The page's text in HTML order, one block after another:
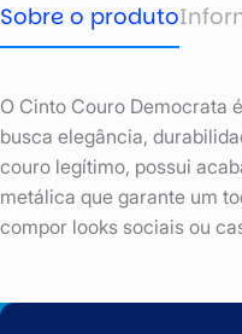
Sobre o produto
O Cinto Couro Democrata
busca elegância,
couro legítimo, possui
metálica que garante um
compor looks sociais ou